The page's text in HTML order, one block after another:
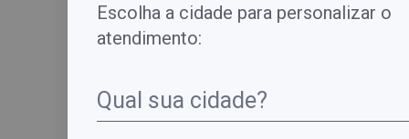
Escolha a cidade para personalizar o
atendimento: